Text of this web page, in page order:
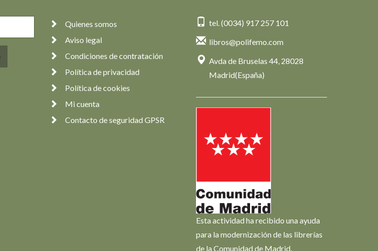
Quienes somos
Aviso legal
Condiciones de contratación
Política de privacidad
Política de cookies
Mi cuenta
Contacto de seguridad GPSR
tel. (0034) 917 257 101
libros@polifemo.com
Avda de Bruselas 44, 28028
Madrid(España)
Esta actividad ha recibido una ayuda
para la modernización de las librerías
de la Comunidad de Madrid.